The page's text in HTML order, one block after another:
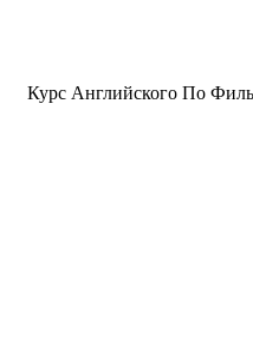
Курс Английского По